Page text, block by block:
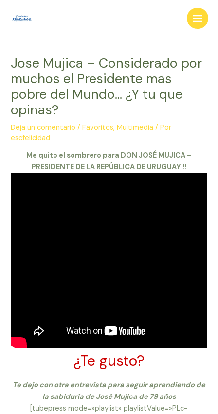
Main
Jose Mujica – Considerado por
muchos el Presidente mas
pobre del Mundo… ¿Y tu que
opinas?
Deja un comentario /Favoritos,Multimedia / Por
escfelicidad
Me quito el sombrero para DON JOSÉ MUJICA –
PRESIDENTE DE LA REPÚBLICA DE URUGUAY!!!
¿Te gusto?
Te dejo con otra entrevista para seguir aprendiendo de
la sabiduría de José Mujica de 79 años
[tubepress mode=»playlist» playlistValue=»PLc-